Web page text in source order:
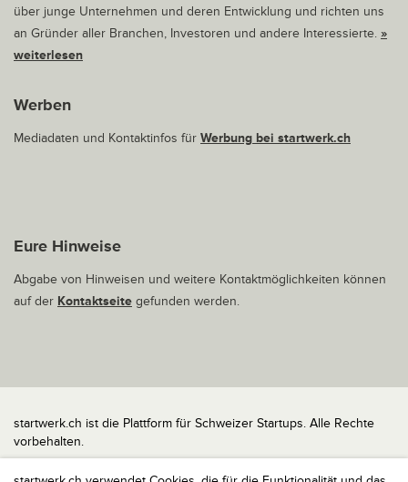
über junge Unternehmen und deren Entwicklung und richten uns
an Gründer aller Branchen, Investoren und andere Interessierte. »
weiterlesen
Werben
Mediadaten und Kontaktinfos für Werbung bei startwerk.ch
Eure Hinweise
Abgabe von Hinweisen und weitere Kontaktmöglichkeiten können
auf der Kontaktseite gefunden werden.
startwerk.ch ist die Plattform für Schweizer Startups. Alle Rechte
vorbehalten.
Impressum